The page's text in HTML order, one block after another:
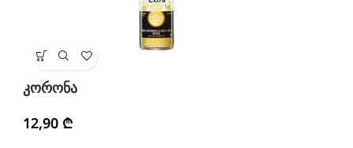
კორონა
12,90 ₾